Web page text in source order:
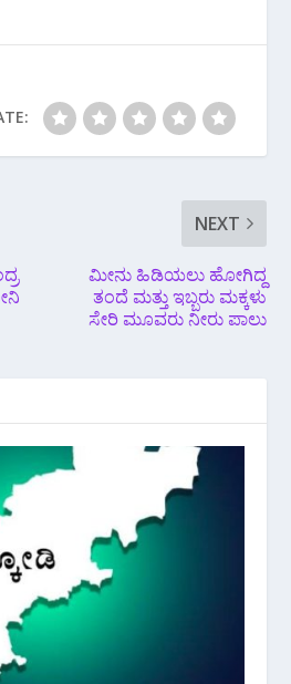
NEXT
ಮೀನು ಹಿಡಿಯಲು ಹೋಗಿದ್ದ
ತಂದೆ ಮತ್ತು ಇಬ್ಬರು ಮಕ್ಕಳು
ಸೇರಿ ಮೂವರು ನೀರು ಪಾಲು